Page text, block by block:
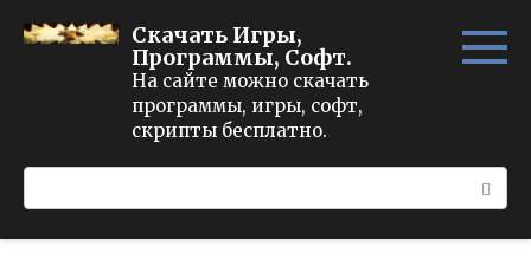
Скачать Игры,
Программы, Софт.
На сайте можно скачать
программы, игры, софт,
скрипты бесплатно.